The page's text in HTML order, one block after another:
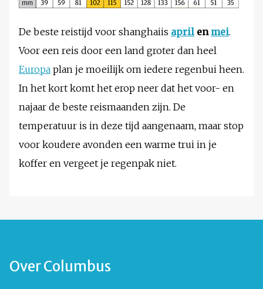
De beste reistijd voor shanghaiis april en mei.
Voor een reis door een land groter dan heel
Europa plan je moeilijk om iedere regenbui heen.
In het kort komt het erop neer dat het voor- en
najaar de beste reismaanden zijn. De
temperatuur is in deze tijd aangenaam, maar stop
voor koudere avonden een warme trui in je
koffer en vergeet je regenpak niet.
Over Columbus